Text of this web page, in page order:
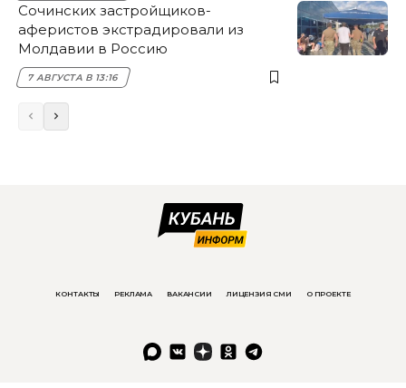
Сочинских застройщиков-
аферистов экстрадировали из
Молдавии в Россию
7 АВГУСТА В 13:16
КОНТАКТЫ РЕКЛАМА ВАКАНСИИ ЛИЦЕНЗИЯ СМИ О ПРОЕКТЕ